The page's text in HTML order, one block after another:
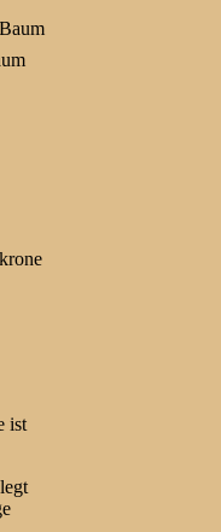
ist